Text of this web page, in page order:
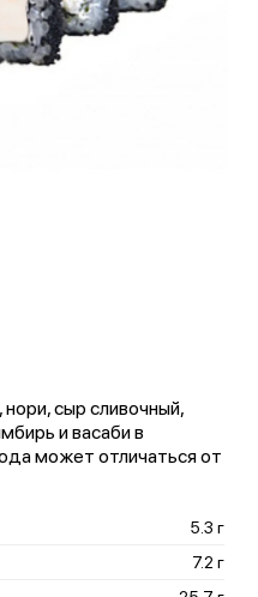
сыр сливочный,
и васаби в
может отличаться от
5.3 г
7.2 г